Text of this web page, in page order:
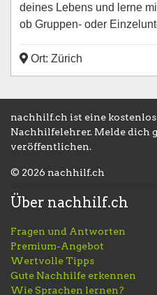
deines Lebens und lerne
ob Gruppen- oder
Ort: Zürich
nachhilf.ch ist eine
Nachhilfelehrer. Melde dich
veröffentlichen.
© 2026 nachhilf.ch
Über nachhilf.ch
Fragen und Antworten
Premium-Angebot
Wertvolle Tipps
Gute Nachhilfe erkennen
Wie Sprachen lernen?